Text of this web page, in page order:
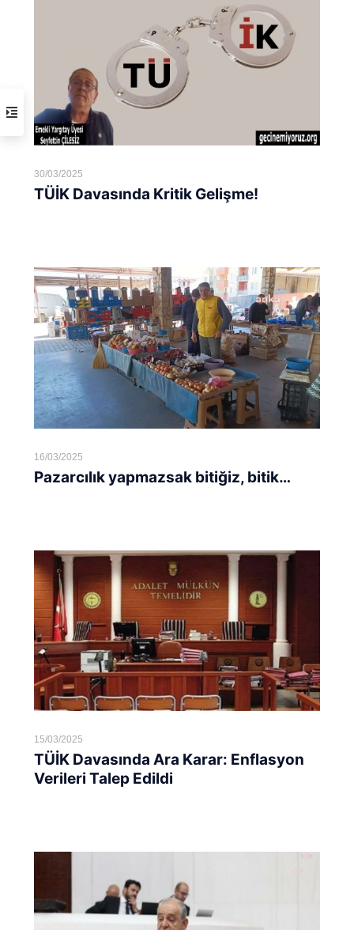
30/03/2025
TÜİK Davasında Kritik Gelişme!
16/03/2025
Pazarcılık yapmazsak bitiğiz, bitik…
15/03/2025
TÜİK Davasında Ara Karar: Enflasyon
Verileri Talep Edildi